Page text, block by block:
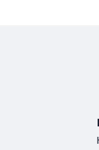
yaparken
Sizin tatmin